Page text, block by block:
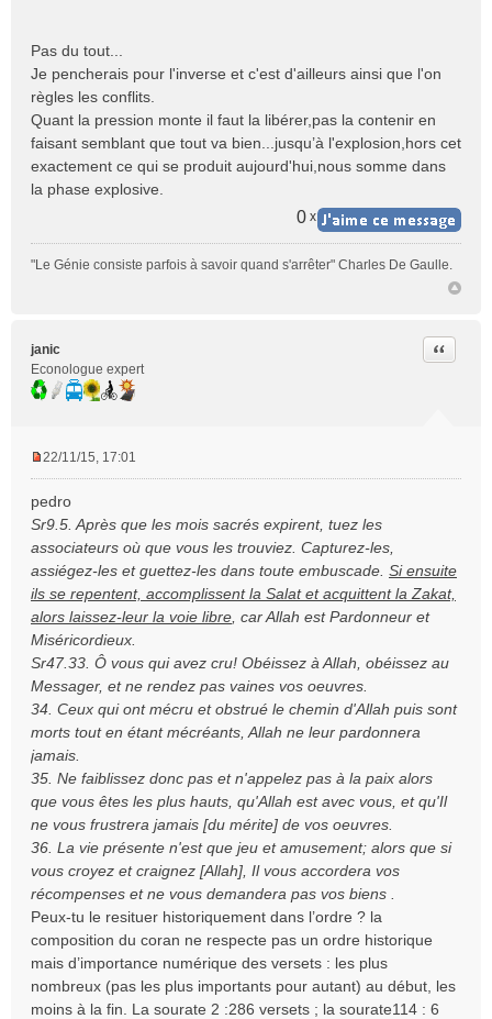
Pas du tout...
Je pencherais pour l'inverse et c'est d'ailleurs ainsi que l'on
règles les conflits.
Quant la pression monte il faut la libérer,pas la contenir en
faisant semblant que tout va bien...jusqu’à l'explosion,hors cet
exactement ce qui se produit aujourd'hui,nous somme dans
la phase explosive.
0 x
"Le Génie consiste parfois à savoir quand s'arrêter" Charles De Gaulle.
janic
Econologue expert
Citer
s
s
a
g
e
n
n
l
u
22/11/15, 17:01
pedro
Sr9.5. Après que les mois sacrés expirent, tuez les
associateurs où que vous les trouviez. Capturez-les,
assiégez-les et guettez-les dans toute embuscade. Si ensuite
ils se repentent, accomplissent la Salat et acquittent la Zakat,
alors laissez-leur la voie libre , car Allah est Pardonneur et
Miséricordieux.
Sr47.33. Ô vous qui avez cru! Obéissez à Allah, obéissez au
Messager, et ne rendez pas vaines vos oeuvres.
34. Ceux qui ont mécru et obstrué le chemin d'Allah puis sont
morts tout en étant mécréants, Allah ne leur pardonnera
jamais.
35. Ne faiblissez donc pas et n'appelez pas à la paix alors
que vous êtes les plus hauts, qu'Allah est avec vous, et qu'Il
ne vous frustrera jamais [du mérite] de vos oeuvres.
36. La vie présente n'est que jeu et amusement; alors que si
vous croyez et craignez [Allah], Il vous accordera vos
récompenses et ne vous demandera pas vos biens .
Peux-tu le resituer historiquement dans l’ordre ? la
composition du coran ne respecte pas un ordre historique
mais d’importance numérique des versets : les plus
nombreux (pas les plus importants pour autant) au début, les
moins à la fin. La sourate 2 :286 versets ; la sourate114 : 6